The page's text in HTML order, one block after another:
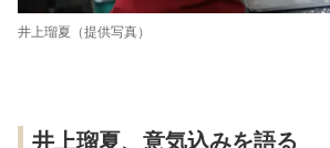
井上瑠夏（提供写真）
井上瑠夏、意気込みを語る